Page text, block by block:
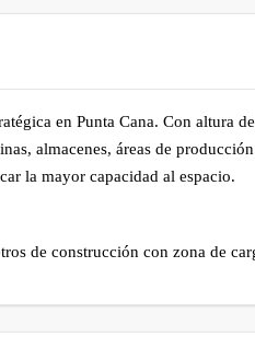
en Punta Cana. Con altura
almacenes, áreas de
la mayor capacidad al espacio.
de construcción con zona de